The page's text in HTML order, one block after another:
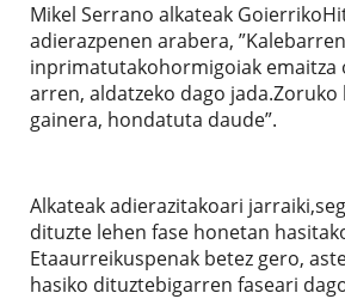
Mikel Serrano alkateak
adierazpenen arabera,
inprimatutakohormigoiak emaitza
arren, aldatzeko dago
gainera, hondatuta daude”.
Alkateak adierazitakoari
dituzte lehen fase honetan
Etaaurreikuspenak betez gero,
hasiko dituztebigarren faseari